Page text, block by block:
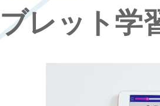
レット学